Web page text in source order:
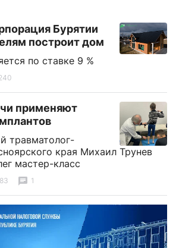
Бурятии
построит дом
по ставке 9 %
применяют
травматолог-
края Михаил Трунев
мастер-класс
1